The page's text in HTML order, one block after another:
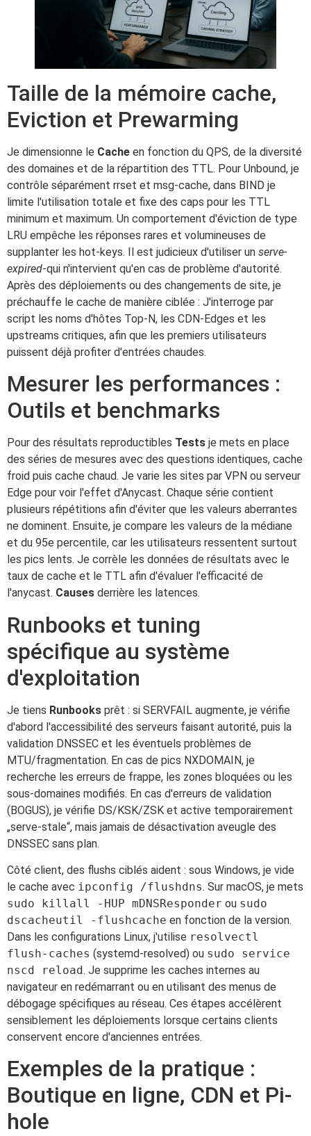
Taille de la mémoire cache,
Eviction et Prewarming
Je dimensionne le Cache en fonction du QPS, de la diversité
des domaines et de la répartition des TTL. Pour Unbound, je
contrôle séparément rrset et msg-cache, dans BIND je
limite l'utilisation totale et fixe des caps pour les TTL
minimum et maximum. Un comportement d'éviction de type
LRU empêche les réponses rares et volumineuses de
supplanter les hot-keys. Il est judicieux d'utiliser un serve-
expired-qui n'intervient qu'en cas de problème d'autorité.
Après des déploiements ou des changements de site, je
préchauffe le cache de manière ciblée : J'interroge par
script les noms d'hôtes Top-N, les CDN-Edges et les
upstreams critiques, afin que les premiers utilisateurs
puissent déjà profiter d'entrées chaudes.
Mesurer les performances :
Outils et benchmarks
Pour des résultats reproductibles Tests je mets en place
des séries de mesures avec des questions identiques, cache
froid puis cache chaud. Je varie les sites par VPN ou serveur
Edge pour voir l'effet d'Anycast. Chaque série contient
plusieurs répétitions afin d'éviter que les valeurs aberrantes
ne dominent. Ensuite, je compare les valeurs de la médiane
et du 95e percentile, car les utilisateurs ressentent surtout
les pics lents. Je corrèle les données de résultats avec le
taux de cache et le TTL afin d'évaluer l'efficacité de
l'anycast. Causes derrière les latences.
Runbooks et tuning
spécifique au système
d'exploitation
Je tiens Runbooks prêt : si SERVFAIL augmente, je vérifie
d'abord l'accessibilité des serveurs faisant autorité, puis la
validation DNSSEC et les éventuels problèmes de
MTU/fragmentation. En cas de pics NXDOMAIN, je
recherche les erreurs de frappe, les zones bloquées ou les
sous-domaines modifiés. En cas d'erreurs de validation
(BOGUS), je vérifie DS/KSK/ZSK et active temporairement
„serve-stale“, mais jamais de désactivation aveugle des
DNSSEC sans plan.
Côté client, des flushs ciblés aident : sous Windows, je vide
le cache avec ipconfig /flushdns. Sur macOS, je mets
sudo killall -HUP mDNSResponder ou sudo
dscacheutil -flushcache en fonction de la version.
Dans les configurations Linux, j'utilise resolvectl
flush-caches (systemd-resolved) ou sudo service
nscd reload. Je supprime les caches internes au
navigateur en redémarrant ou en utilisant des menus de
débogage spécifiques au réseau. Ces étapes accélèrent
sensiblement les déploiements lorsque certains clients
conservent encore d'anciennes entrées.
Exemples de la pratique :
Boutique en ligne, CDN et Pi-
hole